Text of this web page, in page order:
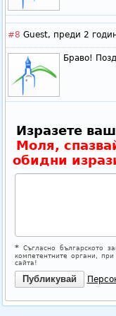
#8 Guest, преди 2
Браво!
Изразете
Моля,
обидни
*Съгласно българското
компетентните органи,
сайта!